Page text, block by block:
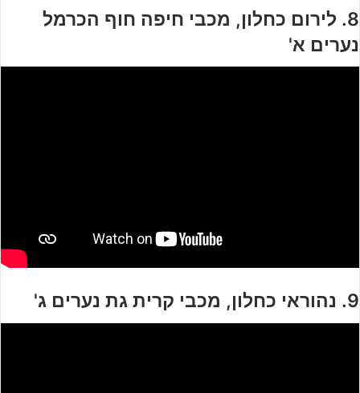
8. לירום כחלון, מכבי חיפה חוף הכרמל
נערים א'
9. נהוראי כחלון, מכבי קרית גת נערים ג'